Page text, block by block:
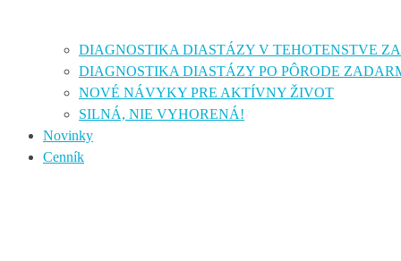
DIAGNOSTIKA DIASTÁZY V TEHOTENSTVE
DIAGNOSTIKA DIASTÁZY PO PÔRODE
NOVÉ NÁVYKY PRE AKTÍVNY ŽIVOT
SILNÁ, NIE VYHORENÁ!
Novinky
Cenník